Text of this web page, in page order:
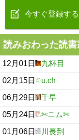
今すぐ登録する
読みおわった読
12月01日 九杯目
02月15日 u.ch
06月29日 千早
05月24日 ✄ニム✄
01月06日 川長到